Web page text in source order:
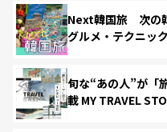
Next韓国旅 次の
グルメ・テクニック
旬な“あの人”が「
載 MY TRAVEL